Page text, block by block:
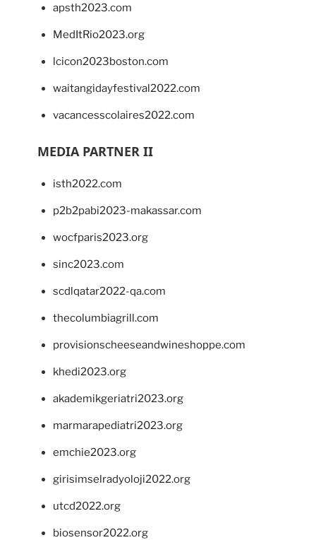
apsth2023.com
MedItRio2023.org
lcicon2023boston.com
waitangidayfestival2022.com
vacancesscolaires2022.com
MEDIA PARTNER II
isth2022.com
p2b2pabi2023-makassar.com
wocfparis2023.org
sinc2023.com
scdlqatar2022-qa.com
thecolumbiagrill.com
provisionscheeseandwineshoppe.com
khedi2023.org
akademikgeriatri2023.org
marmarapediatri2023.org
emchie2023.org
girisimselradyoloji2022.org
utcd2022.org
biosensor2022.org